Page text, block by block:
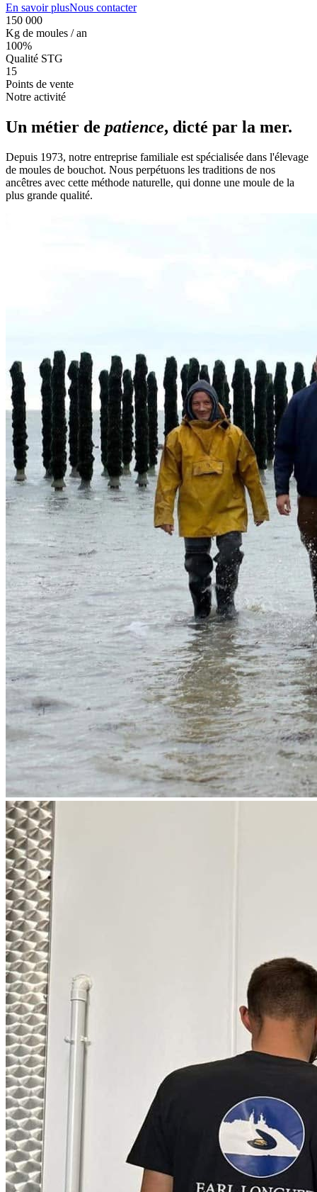
En savoir plusNous contacter
150 000
Kg de moules / an
100%
Qualité STG
15
Points de vente
Notre activité
Un métier de patience, dicté par la mer.
Depuis 1973, notre entreprise familiale est spécialisée dans l'élevage
de moules de bouchot. Nous perpétuons les traditions de nos
ancêtres avec cette méthode naturelle, qui donne une moule de la
plus grande qualité.